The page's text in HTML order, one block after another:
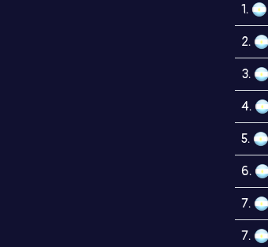
1.
2.
3.
4.
5.
6.
7.
7.